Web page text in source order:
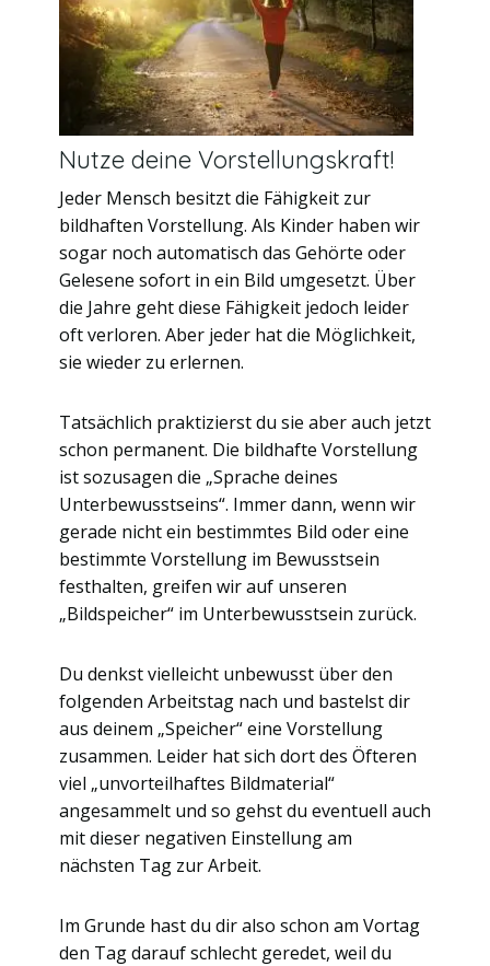
Nutze deine Vorstellungskraft!
Jeder Mensch besitzt die Fähigkeit zur
bildhaften Vorstellung. Als Kinder haben wir
sogar noch automatisch das Gehörte oder
Gelesene sofort in ein Bild umgesetzt. Über
die Jahre geht diese Fähigkeit jedoch leider
oft verloren. Aber jeder hat die Möglichkeit,
sie wieder zu erlernen.
Tatsächlich praktizierst du sie aber auch jetzt
schon permanent. Die bildhafte Vorstellung
ist sozusagen die „Sprache deines
Unterbewusstseins“. Immer dann, wenn wir
gerade nicht ein bestimmtes Bild oder eine
bestimmte Vorstellung im Bewusstsein
festhalten, greifen wir auf unseren
„Bildspeicher“ im Unterbewusstsein zurück.
Du denkst vielleicht unbewusst über den
folgenden Arbeitstag nach und bastelst dir
aus deinem „Speicher“ eine Vorstellung
zusammen. Leider hat sich dort des Öfteren
viel „unvorteilhaftes Bildmaterial“
angesammelt und so gehst du eventuell auch
mit dieser negativen Einstellung am
nächsten Tag zur Arbeit.
Im Grunde hast du dir also schon am Vortag
den Tag darauf schlecht geredet, weil du